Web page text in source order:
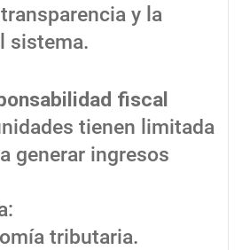
y la
sistema.
fiscal
tienen limitada
generar ingresos
tributaria.